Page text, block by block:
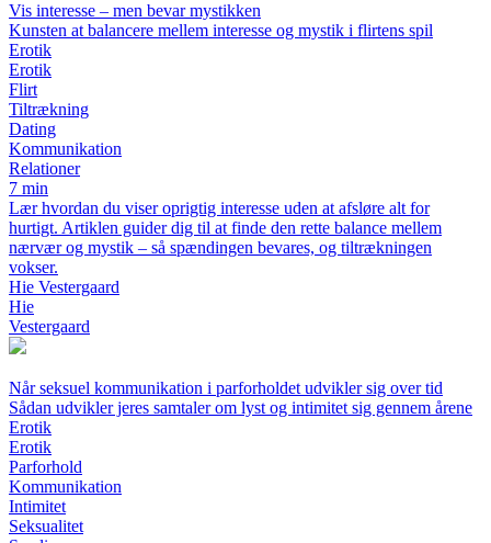
Vis interesse – men bevar mystikken
Kunsten at balancere mellem interesse og mystik i flirtens spil
Erotik
Erotik
Flirt
Tiltrækning
Dating
Kommunikation
Relationer
7 min
Lær hvordan du viser oprigtig interesse uden at afsløre alt for
hurtigt. Artiklen guider dig til at finde den rette balance mellem
nærvær og mystik – så spændingen bevares, og tiltrækningen
vokser.
Hie Vestergaard
Hie
Vestergaard
Når seksuel kommunikation i parforholdet udvikler sig over tid
Sådan udvikler jeres samtaler om lyst og intimitet sig gennem årene
Erotik
Erotik
Parforhold
Kommunikation
Intimitet
Seksualitet